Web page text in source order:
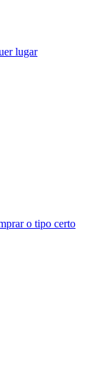
lugar
o tipo certo